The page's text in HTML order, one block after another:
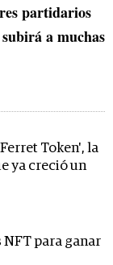
partidarios
a muchas
Token', la
ya creció un
NFT para ganar